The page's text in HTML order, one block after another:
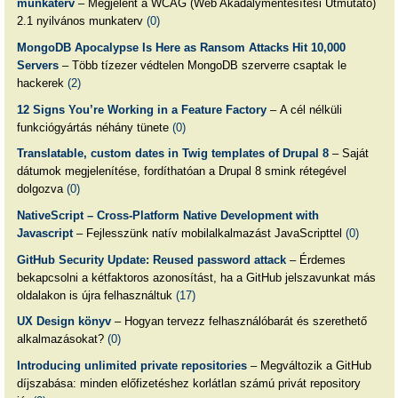
munkaterv– Megjelent a WCAG (Web Akadálymentesítési Útmutató)
2.1 nyilvános munkaterv (0)
MongoDB Apocalypse Is Here as Ransom Attacks Hit 10,000
Servers– Több tízezer védtelen MongoDB szerverre csaptak le
hackerek (2)
12 Signs You’re Working in a Feature Factory– A cél nélküli
funkciógyártás néhány tünete (0)
Translatable, custom dates in Twig templates of Drupal 8– Saját
dátumok megjelenítése, fordíthatóan a Drupal 8 smink rétegével
dolgozva (0)
NativeScript – Cross-Platform Native Development with
Javascript– Fejlesszünk natív mobilalkalmazást JavaScripttel (0)
GitHub Security Update: Reused password attack– Érdemes
bekapcsolni a kétfaktoros azonosítást, ha a GitHub jelszavunkat más
oldalakon is újra felhasználtuk (17)
UX Design könyv– Hogyan tervezz felhasználóbarát és szerethető
alkalmazásokat? (0)
Introducing unlimited private repositories– Megváltozik a GitHub
díjszabása: minden előfizetéshez korlátlan számú privát repository